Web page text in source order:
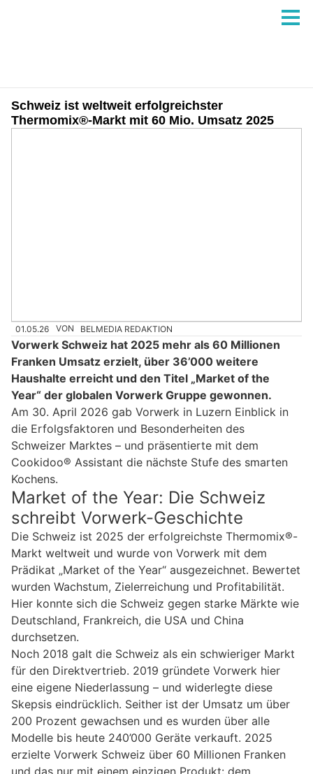
Schweiz ist weltweit erfolgreichster
Thermomix®-Markt mit 60 Mio. Umsatz 2025
01.05.26 VON BELMEDIA REDAKTION
Vorwerk Schweiz hat 2025 mehr als 60 Millionen
Franken Umsatz erzielt, über 36’000 weitere
Haushalte erreicht und den Titel „Market of the
Year“ der globalen Vorwerk Gruppe gewonnen.
Am 30. April 2026 gab Vorwerk in Luzern Einblick in
die Erfolgsfaktoren und Besonderheiten des
Schweizer Marktes – und präsentierte mit dem
Cookidoo® Assistant die nächste Stufe des smarten
Kochens.
Market of the Year: Die Schweiz
schreibt Vorwerk-Geschichte
Die Schweiz ist 2025 der erfolgreichste Thermomix®-
Markt weltweit und wurde von Vorwerk mit dem
Prädikat „Market of the Year“ ausgezeichnet. Bewertet
wurden Wachstum, Zielerreichung und Profitabilität.
Hier konnte sich die Schweiz gegen starke Märkte wie
Deutschland, Frankreich, die USA und China
durchsetzen.
Noch 2018 galt die Schweiz als ein schwieriger Markt
für den Direktvertrieb. 2019 gründete Vorwerk hier
eine eigene Niederlassung – und widerlegte diese
Skepsis eindrücklich. Seither ist der Umsatz um über
200 Prozent gewachsen und es wurden über alle
Modelle bis heute 240’000 Geräte verkauft. 2025
erzielte Vorwerk Schweiz über 60 Millionen Franken
und das nur mit einem einzigen Produkt: dem